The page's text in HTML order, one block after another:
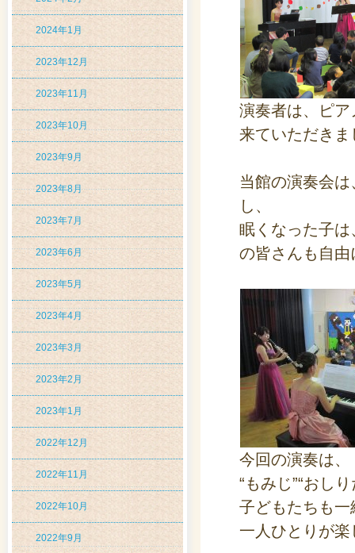
2024年1月
2023年12月
2023年11月
2023年10月
2023年9月
2023年8月
2023年7月
2023年6月
2023年5月
2023年4月
2023年3月
2023年2月
2023年1月
2022年12月
2022年11月
2022年10月
2022年9月
演奏者は、ピア
来ていただきま
当館の演奏会
し、
眠くなった子
の皆さんも自
今回の演奏は、
“もみじ”“おし
子どもたちも
一人ひとりが